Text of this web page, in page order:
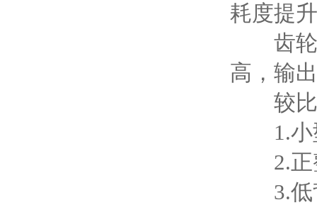
耗度提
齿轮
高，输
较比
1.小
2.正
3.低背